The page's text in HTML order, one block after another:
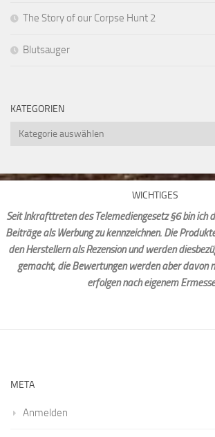
The Story of our Corpse Hunt 2
Blutsauger
KATEGORIEN
Kategorien
WICHTIGES
Seit Inkrafttreten des Telemediengesetz §6 bin ich
Beiträge als Werbung zu kennzeichnen. Die
den Herstellern als Rezension und werden
gemacht, die Bewertungen werden aber davon
erfolgen nach eigenem
META
Anmelden